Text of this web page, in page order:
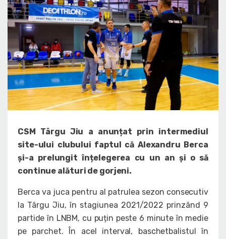
CSM Târgu Jiu a anunțat prin intermediul
site-ului clubului faptul că Alexandru Berca
și-a prelungit înțelegerea cu un an și o să
continue alături de gorjeni.
Berca va juca pentru al patrulea sezon consecutiv
la Târgu Jiu, în stagiunea 2021/2022 prinzând 9
partide în LNBM, cu puțin peste 6 minute în medie
pe parchet. În acel interval, baschetbalistul în